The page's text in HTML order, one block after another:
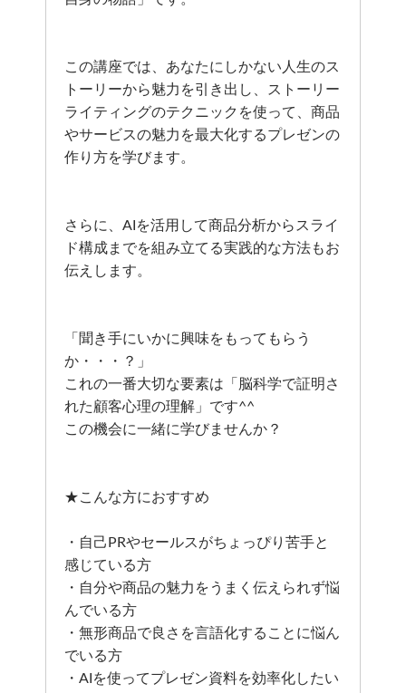
この講座では、あなたにしかない人生のス
トーリーから魅力を引き出し、ストーリー
ライティングのテクニックを使って、商品
やサービスの魅力を最大化するプレゼンの
作り方を学びます。
さらに、AIを活用して商品分析からスライ
ド構成までを組み立てる実践的な方法もお
伝えします。
「聞き手にいかに興味をもってもらう
か・・・？」
これの一番大切な要素は「脳科学で証明さ
れた顧客心理の理解」です^^
この機会に一緒に学びませんか？
★こんな方におすすめ
・自己PRやセールスがちょっぴり苦手と
感じている方
・自分や商品の魅力をうまく伝えられず悩
んでいる方
・無形商品で良さを言語化することに悩ん
でいる方
・AIを使ってプレゼン資料を効率化したい